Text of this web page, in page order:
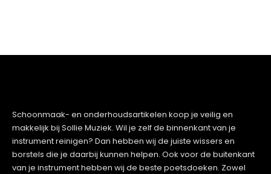
Schoonmaak- en onderhoudsartikelen koop je veilig en
makkelijk bij Sollie Muziek. Wil je zelf de binnenkant van je
instrument reinigen? Dan hebben wij de juiste wissers en
borstels die je daarbij kunnen helpen. Ook voor de buitenkant
van je instrument hebben wij de beste poetsdoeken. Zowel